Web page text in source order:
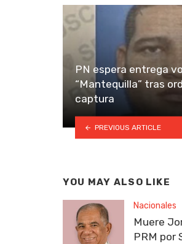
PN espera entrega
“Mantequilla” tras
captura
PREVIOUS ARTICLE
YOU MAY ALSO LIKE
Nacionales
Muere
PRM por